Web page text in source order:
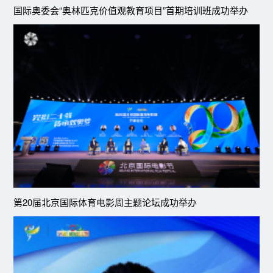
国际奥委会“奥林匹克价值观教育项目”首期培训班成功举办
第20届北京国际体育电影周主题论坛成功举办